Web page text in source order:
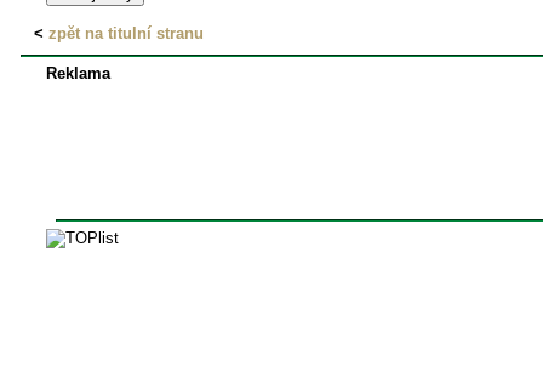
< zpět na titulní stranu
Reklama